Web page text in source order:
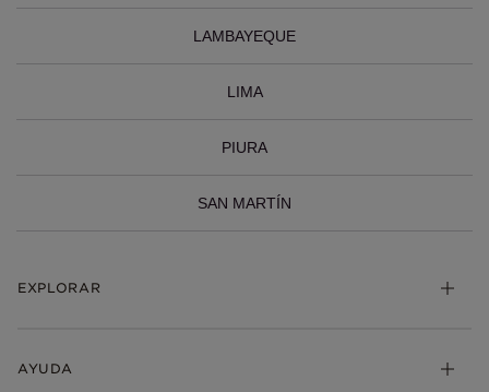
LAMBAYEQUE
LIMA
PIURA
SAN MARTÍN
EXPLORAR
AYUDA